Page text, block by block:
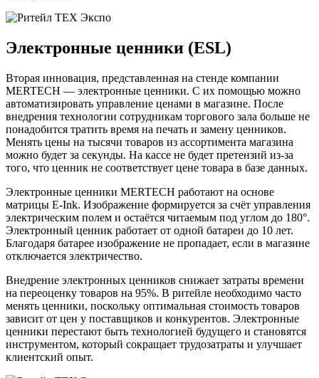
Электронные ценники (ESL)
Вторая инновация, представленная на стенде компании
MERTECH — электронные ценники. С их помощью можно
автоматизировать управление ценами в магазине. После
внедрения технологии сотрудникам торгового зала больше не
понадобится тратить время на печать и замену ценников.
Менять цены на тысячи товаров из ассортимента магазина
можно будет за секунды. На кассе не будет претензий из-за
того, что ценник не соответствует цене товара в базе данных.
Электронные ценники MERTECH работают на основе
матрицы E-Ink. Изображение формируется за счёт управления
электрическим полем и остаётся читаемым под углом до 180°.
Электронный ценник работает от одной батареи до 10 лет.
Благодаря батарее изображение не пропадает, если в магазине
отключается электричество.
Внедрение электронных ценников снижает затраты времени
на переоценку товаров на 95%. В ритейле необходимо часто
менять ценники, поскольку оптимальная стоимость товаров
зависит от цен у поставщиков и конкурентов. Электронные
ценники перестают быть технологией будущего и становятся
инструментом, который сокращает трудозатраты и улучшает
клиентский опыт.